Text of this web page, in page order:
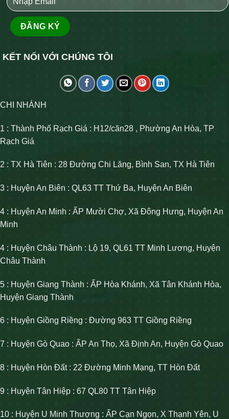
KẾT NỐI VỚI CHÚNG TÔI
CHI NHÁNH
1 : Thành Phố Rạch Giá : H12/căn28 , Phường An Hòa, TP
Rạch Giá
2 : TX Hà Tiên : 28 Đường Chi Lăng, Bình San, TX Hà Tiên
3 : Huyện An Biên : QL63 TT Thứ Ba, Huyện An Biên
4 : Huyện An Minh : ẤP Mười Chợ, Xã Đông Hưng, Huyện An
Minh
4 : Huyện Châu Thành : Lộ 19, QL61 TT Minh Lương, Huyện
Châu Thành
5 : Huyện Giang Thành : ẤP Hòa Khánh, Xã Tân Khánh Hòa,
Huyện Giang Thành
6 : Huyện Giồng Riềng : Đường 963 TT Giồng Riềng
7 : Huyện Gò Quao : ẤP An Thọ, Xã Định An, Huyện Gò Quao
8 : Huyện Hòn Đất : 22 Đường Minh Mạng, TT Hòn Đất
9 : Huyện Tân Hiệp : 67 QL80 TT Tân Hiệp
10 : Huyện U Minh Thượng : ẤP Cạn Ngọn, X Thạnh Yên, U